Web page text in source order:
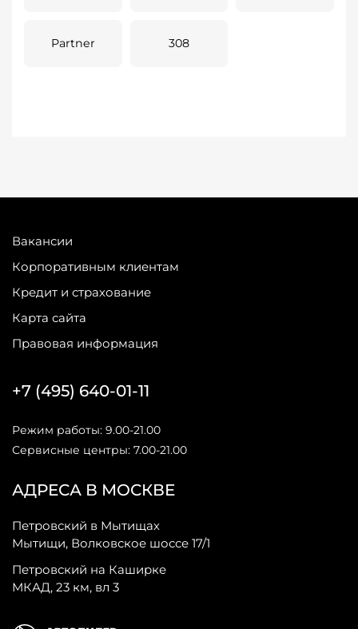
Partner 308
Вакансии
Корпоративным клиентам
Кредит и страхование
Карта сайта
Правовая информация
АДРЕСА В МОСКВЕ
Петровский в Мытищах
Мытищи, Волковское шоссе 17/1
Петровский на Каширке
МКАД, 23 км, вл 3
+7 (495) 640-01-11
Режим работы: 9.00-21.00
Сервисные центры: 7.00-21.00